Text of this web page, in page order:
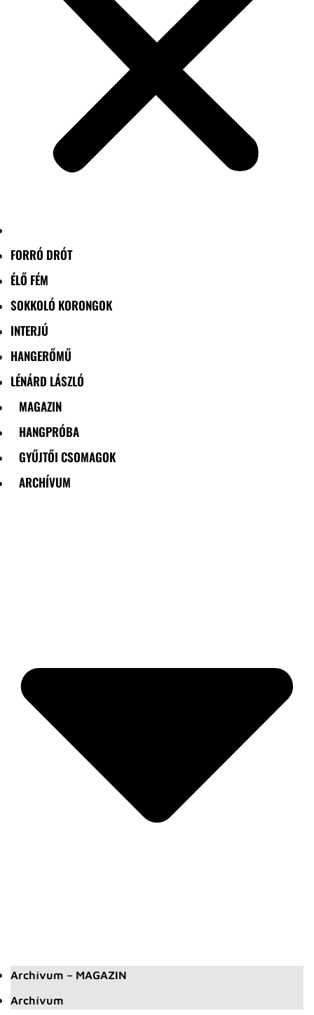
FORRÓ DRÓT
ÉLŐ FÉM
SOKKOLÓ KORONGOK
INTERJÚ
HANGERŐMŰ
LÉNÁRD LÁSZLÓ
MAGAZIN
HANGPRÓBA
GYŰJTŐI CSOMAGOK
ARCHÍVUM
Archívum – MAGAZIN
Archívum